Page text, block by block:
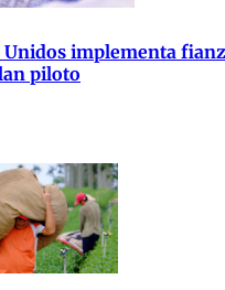
Unidos implementa
piloto